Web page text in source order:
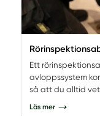
Ett
avloppssystem
så att du alltid vet
Läs mer